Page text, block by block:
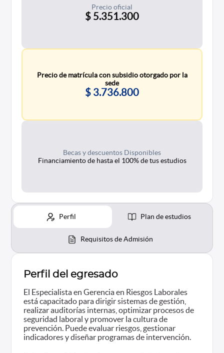
Precio oficial
$ 5.351.300
Precio de matrícula con subsidio otorgado por la
sede
$ 3.736.800
Becas y descuentos Disponibles
Financiamiento de hasta el 100% de tus estudios
Perfil Plan de estudios
Requisitos de Admisión
Perfil del egresado
El Especialista en Gerencia en Riesgos Laborales
está capacitado para dirigir sistemas de gestión,
realizar auditorías internas, optimizar procesos de
seguridad laboral y promover la cultura de
prevención. Puede evaluar riesgos, gestionar
indicadores y diseñar programas de intervención.